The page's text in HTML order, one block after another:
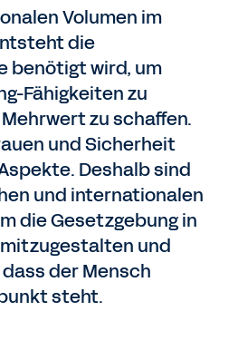
Volumen im
die
benötigt wird, um
Fähigkeiten zu
zu schaffen.
und Sicherheit
Deshalb sind
und internationalen
die Gesetzgebung in
und
der Mensch
steht.